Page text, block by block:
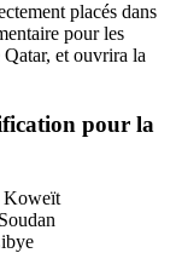
placés dans
pour les
et ouvrira la
pour la
Koweït